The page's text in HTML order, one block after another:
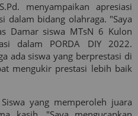
menyampaikan apresiasi
dalam bidang olahraga. "Saya
Damar siswa MTsN 6 Kulon
dalam PORDA DIY 2022.
ada siswa yang berprestasi di
mengukir prestasi lebih baik
yang memperoleh juara